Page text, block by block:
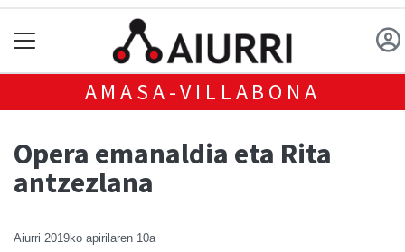
AMASA-VILLABONA
Opera emanaldia eta Rita
antzezlana
Aiurri 2019ko apirilaren 10a